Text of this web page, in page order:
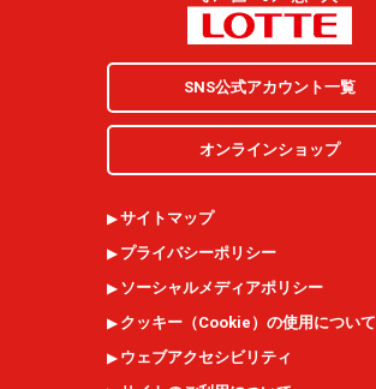
SNS公式アカウント一覧
オンラインショップ
サイトマップ
プライバシーポリシー
ソーシャルメディアポリシー
クッキー（Cookie ）の使用について
ウェブアクセシビリティ